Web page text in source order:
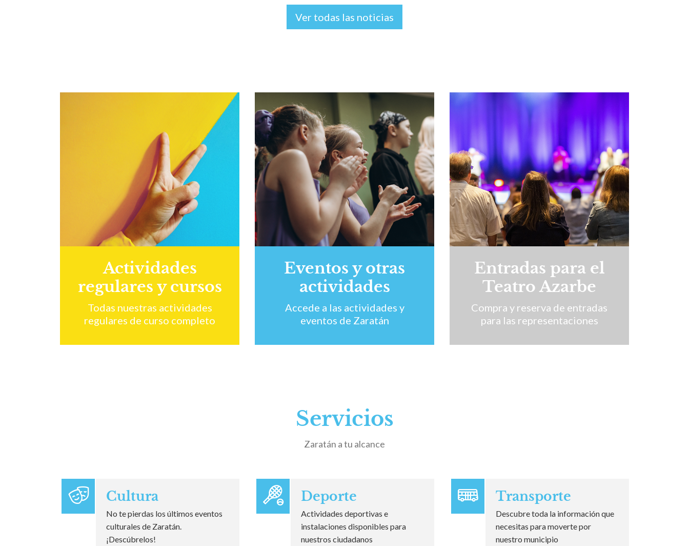
Ver todas las noticias
Actividades
regulares y cursos
Todas nuestras actividades
regulares de curso completo
Eventos y otras
actividades
Accede a las actividades y
eventos de Zaratán
Entradas para el
Teatro Azarbe
Compra y reserva de entradas
para las representaciones
Servicios
Zaratán a tu alcance
Cultura
No te pierdas los últimos eventos
culturales de Zaratán.
¡Descúbrelos!
Deporte
Actividades deportivas e
instalaciones disponibles para
nuestros ciudadanos
Transporte
Descubre toda la información que
necesitas para moverte por
nuestro municipio